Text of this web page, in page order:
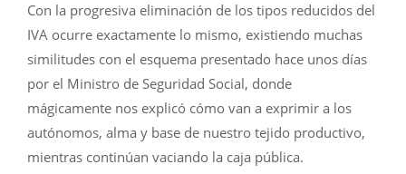
Con la progresiva eliminación de los tipos reducidos del
IVA ocurre exactamente lo mismo, existiendo muchas
similitudes con el esquema presentado hace unos días
por el Ministro de Seguridad Social, donde
mágicamente nos explicó cómo van a exprimir a los
autónomos, alma y base de nuestro tejido productivo,
mientras continúan vaciando la caja pública.